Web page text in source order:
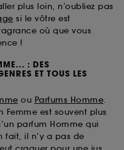
plus loin, n’oubliez pas
si le vôtre est
où que vous
!
: DES
ET TOUS LES
ou Parfums Homme.
Femme est souvent plus
parfum Homme qui
fait, il n’y a pas de